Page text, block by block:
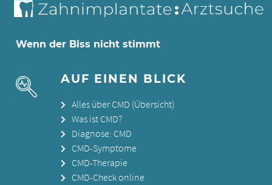
Wenn der Biss nicht stimmt
AUF EINEN BLICK
Alles über CMD (Übersicht)
Was ist CMD?
Diagnose: CMD
CMD-Symptome
CMD-Therapie
CMD-Check online